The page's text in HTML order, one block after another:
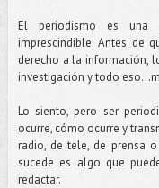
El periodismo es una
imprescindible. Antes de
derecho a la información,
investigación y todo
Lo siento, pero ser
ocurre, cómo ocurre y
radio, de tele, de prensa
sucede es algo que
redactar.